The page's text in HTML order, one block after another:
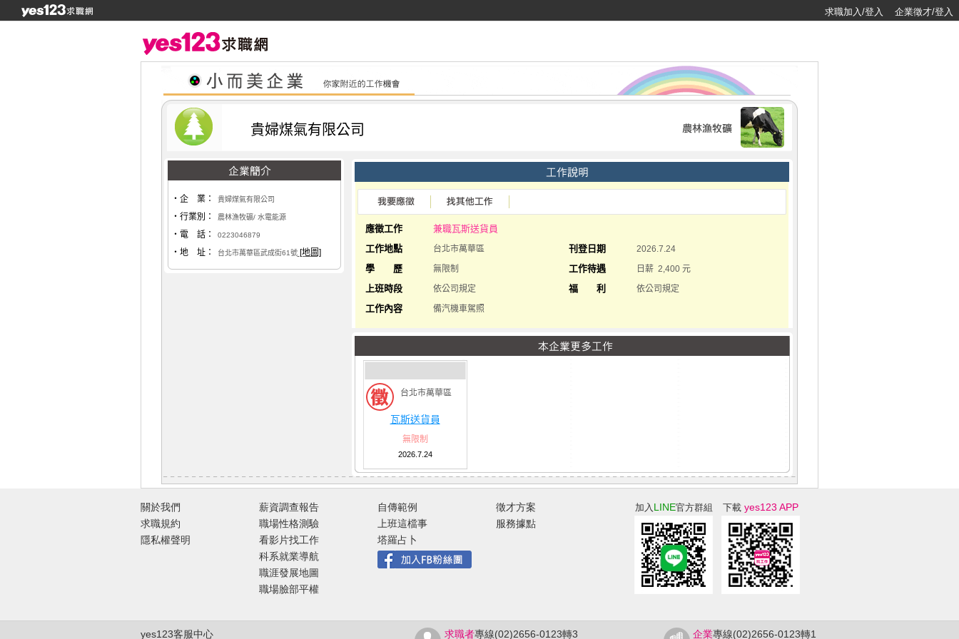
求職加入/登入 企業徵才/登入
貴婦煤氣有限公司
‧企 業： 貴婦煤氣有限公司
‧行業別： 農林漁牧礦/ 水電能源
‧電 話： 0223046879
‧地 址： 台北市萬華區武成街61號 [地圖]
應徵工作
兼職瓦斯送貨員
工作地點
台北市萬華區 刊登日期 2026.7.24
學 歷 無限制 工作待遇 日薪 2,400 元
上班時段 依公司規定 福 利 依公司規定
工作內容 備汽機車駕照
台北市萬華區
瓦斯送貨員
無限制
2026.7.24
關於我們
求職規約
隱私權聲明
薪資調查報告
職場性格測驗
看影片找工作
科系就業導航
職涯發展地圖
職場臉部平權
自傳範例
上班這檔事
塔羅占卜
徵才方案
服務據點
加入 LINE官方群組 下載 yes123 APP
yes123客服中心 求職者專線(02)2656-0123轉3 企業專線(02)2656-0123轉1